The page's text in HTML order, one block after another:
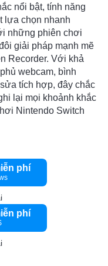
nổi bật, tính năng
lựa chọn nhanh
những phiên chơi
giải pháp mạnh mẽ
Recorder. Với khả
webcam, bình
tích hợp, đây chắc
lại mọi khoảnh khắc
Nintendo Switch
phí
phí